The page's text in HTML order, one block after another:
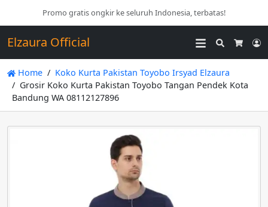
Promo gratis ongkir ke seluruh Indonesia, terbatas!
Elzaura Official
Search
Home
Koko Kurta Pakistan Toyobo Irsyad Elzaura
Grosir Koko Kurta Pakistan Toyobo Tangan Pendek Kota
Bandung WA 08112127896